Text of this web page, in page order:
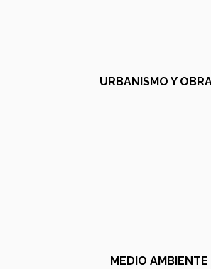
URBANISMO Y
MEDIO AMBIENTE